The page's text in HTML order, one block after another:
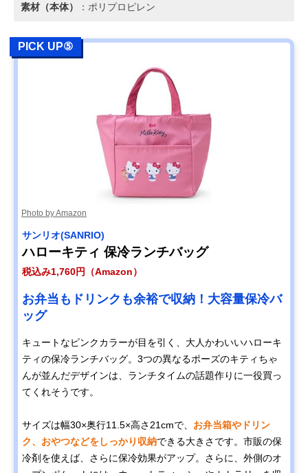
素材（本体）
：ポリプロピレン
PICK UP⑤
Photo by Amazon
サンリオ(SANRIO)
ハローキティ 保冷ランチバッグ
税込み1,760円（Amazon）
お弁当もドリンクも余裕で収納！大容量保冷バ
ッグ
キュートなピンクカラーが目を引く、大人かわいいハローキ
ティの保冷ランチバッグ。3つの異なるポーズのキティちゃ
んが並んだデザインは、ランチタイムの話題作りに一役買っ
てくれそうです。
サイズは幅30×奥行11.5×高さ21cmで、 お弁当箱やドリン
ク、おやつなどをしっかり収納できる大きさです。市販の保
冷剤を使えば、さらに保冷効果がアップ。さらに、外側のオ